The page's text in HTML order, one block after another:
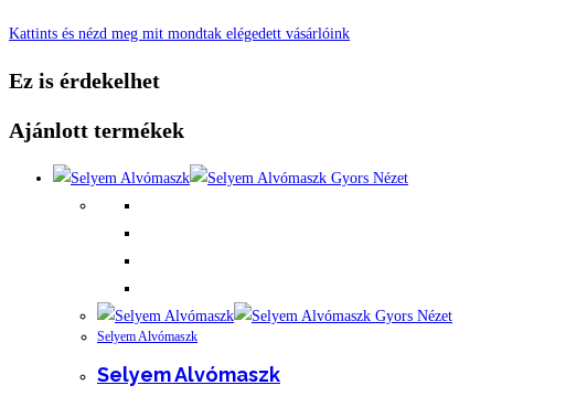
Kattints és nézd meg mit mondtak elégedett vásárlóink
Ez is érdekelhet
Ajánlott termékek
Gyors Nézet
Gyors Nézet
Selyem Alvómaszk
Selyem Alvómaszk